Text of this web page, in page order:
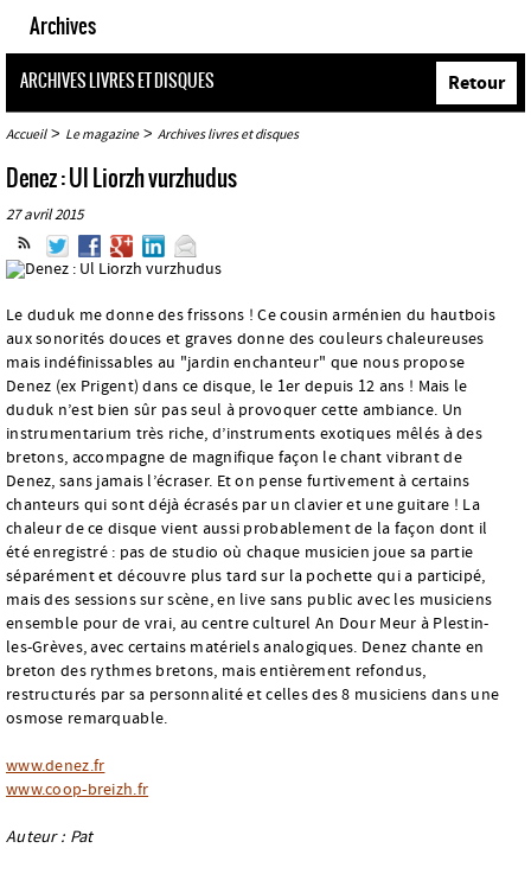
Archives
ARCHIVES LIVRES ET DISQUES
Accueil> Le magazine> Archives livres et disques
Retour
Denez : Ul Liorzh vurzhudus
27 avril 2015
Le duduk me donne des frissons ! Ce cousin arménien du hautbois
aux sonorités douces et graves donne des couleurs chaleureuses
mais indéfinissables au "jardin enchanteur" que nous propose
Denez (ex Prigent) dans ce disque, le 1er depuis 12 ans ! Mais le
duduk n’est bien sûr pas seul à provoquer cette ambiance. Un
instrumentarium très riche, d’instruments exotiques mêlés à des
bretons, accompagne de magnifique façon le chant vibrant de
Denez, sans jamais l’écraser. Et on pense furtivement à certains
chanteurs qui sont déjà écrasés par un clavier et une guitare ! La
chaleur de ce disque vient aussi probablement de la façon dont il
été enregistré : pas de studio où chaque musicien joue sa partie
séparément et découvre plus tard sur la pochette qui a participé,
mais des sessions sur scène, en live sans public avec les musiciens
ensemble pour de vrai, au centre culturel An Dour Meur à Plestin-
les-Grèves, avec certains matériels analogiques. Denez chante en
breton des rythmes bretons, mais entièrement refondus,
restructurés par sa personnalité et celles des 8 musiciens dans une
osmose remarquable.
www.denez.fr
www.coop-breizh.fr
Auteur : Pat